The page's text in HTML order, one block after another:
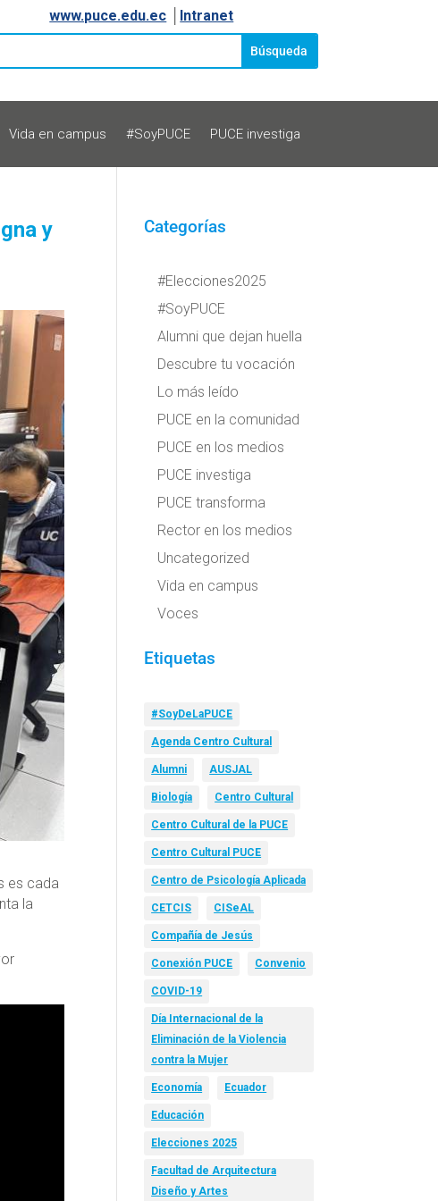
www.puce.edu.ec Intranet
Vida en campus #SoyPUCE PUCE investiga
y
es cada
la
Categorías
#Elecciones2025
#SoyPUCE
Alumni que dejan huella
Descubre tu vocación
Lo más leído
PUCE en la comunidad
PUCE en los medios
PUCE investiga
PUCE transforma
Rector en los medios
Uncategorized
Vida en campus
Voces
Etiquetas
#SoyDeLaPUCE
Agenda Centro Cultural
Alumni AUSJAL
Biología Centro Cultural
Centro Cultural de la PUCE
Centro Cultural PUCE
Centro de Psicología Aplicada
CETCIS CISeAL
Compañía de Jesús
Conexión PUCE Convenio
COVID-19
Día Internacional de la
Eliminación de la Violencia
contra la Mujer
Economía Ecuador
Educación
Elecciones 2025
Facultad de Arquitectura
Diseño y Artes